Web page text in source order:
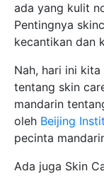
ada yang kulit
Pentingnya
kecantikan dan
Nah, hari ini
tentang skin
mandarin
oleh Beijing
pecinta
Ada juga Skin